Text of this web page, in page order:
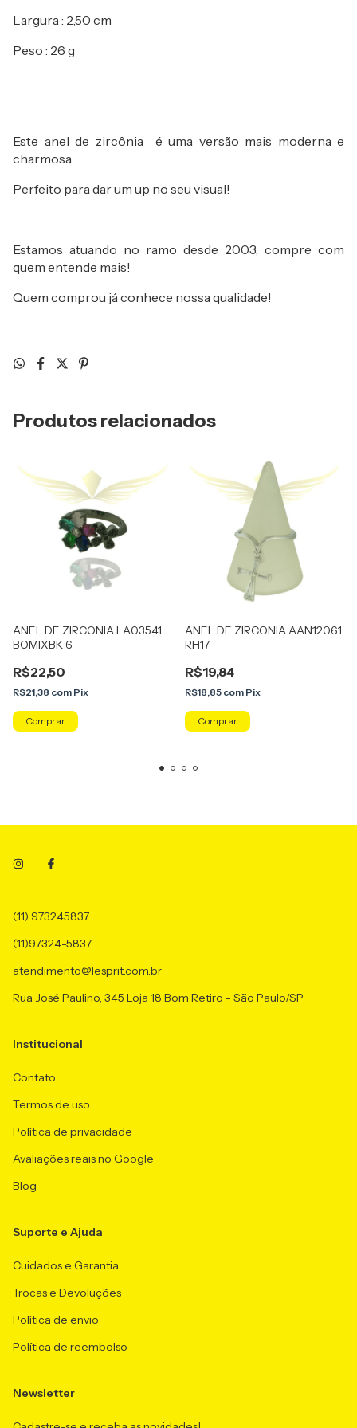
Largura : 2,50 cm
Peso : 26 g
Este anel de zircônia é uma versão mais moderna e
charmosa.
Perfeito para dar um up no seu visual!
Estamos atuando no ramo desde 2003, compre com
quem entende mais!
Quem comprou já conhece nossa qualidade!
Produtos relacionados
ANEL DE ZIRCONIA LA03541
BOMIXBK 6
R$22,50
R$21,38 com Pix
Comprar
ANEL DE ZIRCONIA AAN12061
RH17
R$19,84
R$18,85 com Pix
Comprar
(11) 973245837
(11)97324-5837
atendimento@lesprit.com.br
Rua José Paulino, 345 Loja 18 Bom Retiro - São Paulo/SP
Institucional
Contato
Termos de uso
Política de privacidade
Avaliações reais no Google
Blog
Suporte e Ajuda
Cuidados e Garantia
Trocas e Devoluções
Política de envio
Política de reembolso
Newsletter